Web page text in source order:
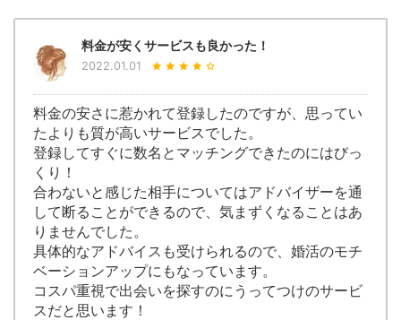
料金が安くサービスも良かった！
2022.01.01
料金の安さに惹かれて登録したのですが、思ってい
たよりも質が高いサービスでした。
登録してすぐに数名とマッチングできたのにはびっ
くり！
合わないと感じた相手についてはアドバイザーを通
して断ることができるので、気まずくなることはあ
りませんでした。
具体的なアドバイスも受けられるので、婚活のモチ
ベーションアップにもなっています。
コスパ重視で出会いを探すのにうってつけのサービ
スだと思います！